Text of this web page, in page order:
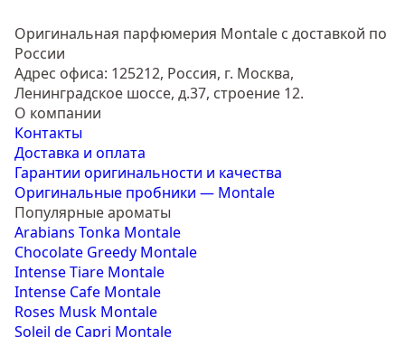
Оригинальная парфюмерия Montale с доставкой по
России
Адрес офиса: 125212, Россия, г. Москва,
Ленинградское шоссе, д.37, строение 12.
О компании
Контакты
Доставка и оплата
Гарантии оригинальности и качества
Оригинальные пробники — Montale
Популярные ароматы
Arabians Tonka Montale
Chocolate Greedy Montale
Intense Tiare Montale
Intense Cafe Montale
Roses Musk Montale
Soleil de Capri Montale